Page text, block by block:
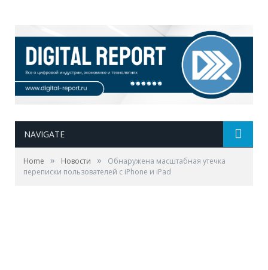
NAVIGATE
Home » Новости »
Обнаружена масштабная утечка
переписки пользователей с iPhone и iPad